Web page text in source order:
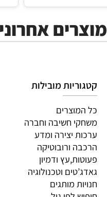
מובילות
חשיבה וחברה
יצירה ומדע
ורובוטיקה